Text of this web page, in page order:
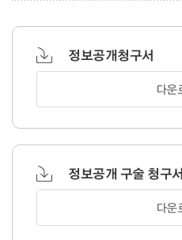
정보공개청구서
다운
정보공개 구술 청구서
다운